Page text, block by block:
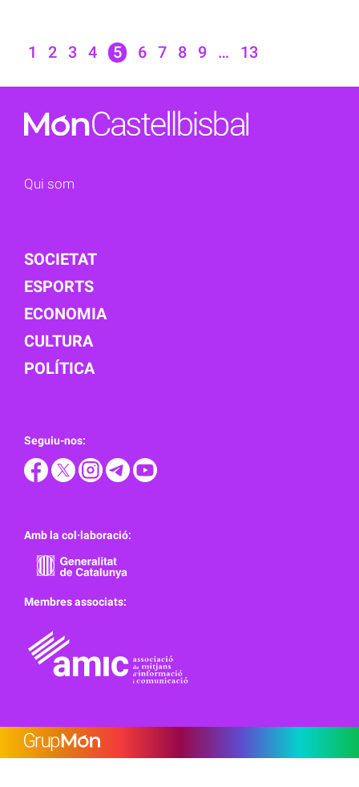
1 2 3 4 5 6 7 8 9 … 13
Qui som
SOCIETAT
ESPORTS
ECONOMIA
CULTURA
POLÍTICA
Seguiu-nos:
Amb la col·laboració:
Membres associats: